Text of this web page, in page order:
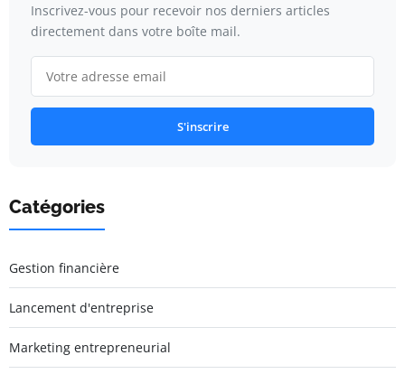
Inscrivez-vous pour recevoir nos derniers articles
directement dans votre boîte mail.
S'inscrire
Catégories
Gestion financière
Lancement d'entreprise
Marketing entrepreneurial